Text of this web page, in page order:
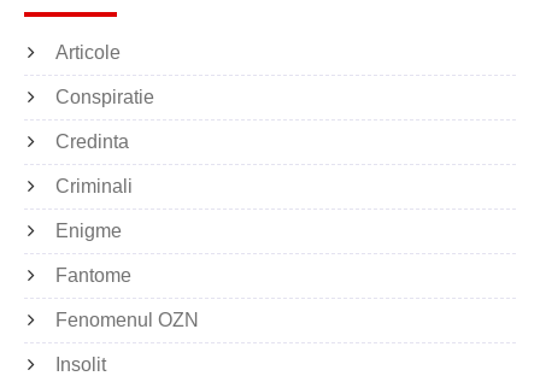
Articole
Conspiratie
Credinta
Criminali
Enigme
Fantome
Fenomenul OZN
Insolit